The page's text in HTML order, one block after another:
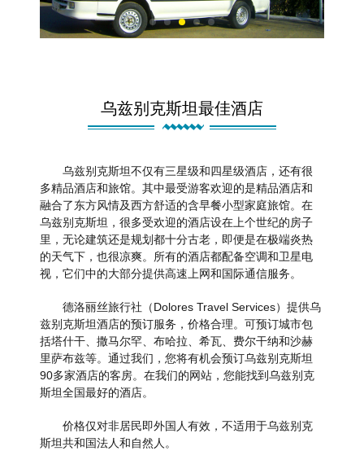
乌兹别克斯坦最佳酒店
乌兹别克斯坦不仅有三星级和四星级酒店，还有很
多精品酒店和旅馆。其中最受游客欢迎的是精品酒店和
融合了东方风情及西方舒适的含早餐小型家庭旅馆。在
乌兹别克斯坦，很多受欢迎的酒店设在上个世纪的房子
里，无论建筑还是规划都十分古老，即便是在极端炎热
的天气下，也很凉爽。所有的酒店都配备空调和卫星电
视，它们中的大部分提供高速上网和国际通信服务。
德洛丽丝旅行社（Dolores Travel Services）提供乌
兹别克斯坦酒店的预订服务，价格合理。可预订城市包
括塔什干、撒马尔罕、布哈拉、希瓦、费尔干纳和沙赫
里萨布兹等。通过我们，您将有机会预订乌兹别克斯坦
90多家酒店的客房。在我们的网站，您能找到乌兹别克
斯坦全国最好的酒店。
价格仅对非居民即外国人有效，不适用于乌兹别克
斯坦共和国法人和自然人。